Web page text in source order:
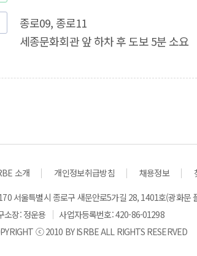
종로09, 종로11
세종문화회관 앞 하차 후 도보 5분 소요
소개 개인정보취급방침 채용정보
서울특별시 종로구 새문안로5가길 28, 1401호(광화문
소장: 정운용
사업자등록번호: 420-86-01298
ⓒ 2010 BY ISRBE ALL RIGHTS RESERVED